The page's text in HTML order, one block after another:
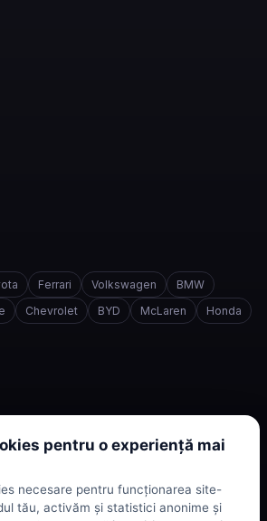
Ferrari Volkswagen
BMW
Chevrolet BYD McLaren Honda
pentru o experiență mai
necesare pentru funcționarea site-
tău, activăm și statistici anonime și